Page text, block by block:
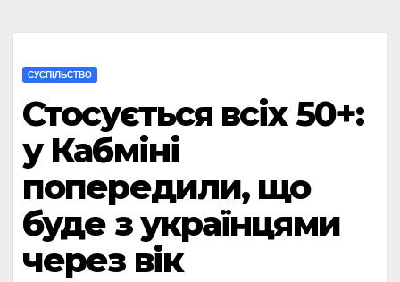
CУСПІЛЬСТВО
Стосується всіх 50+:
у Кабміні
попередили, що
буде з українцями
через вік